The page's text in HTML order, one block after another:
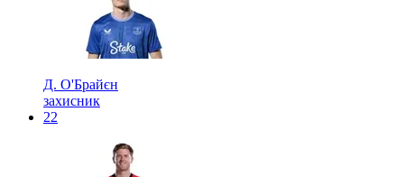
Д. О'Брайєн
захисник
22